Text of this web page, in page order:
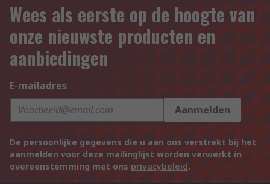
Wees als eerste op de hoogte van
onze nieuwste producten en
aanbiedingen
E-mailadres
Aanmelden
De persoonlijke gegevens die u aan ons verstrekt bij het
aanmelden voor deze mailinglijst worden verwerkt in
overeenstemming met ons privacybeleid.